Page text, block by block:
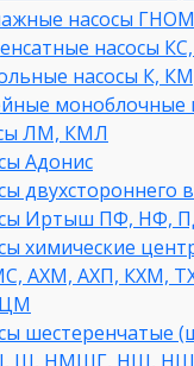
насосы
насосы
насосы К,
моноблочные
ЛМ, КМЛ
Адонис
двухстороннего
Иртыш ПФ, НФ,
химические
АХМ, АХП, КХМ,
шестеренчатые